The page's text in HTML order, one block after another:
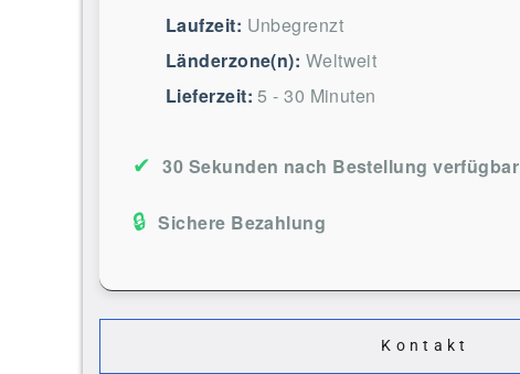
Laufzeit: Unbegrenzt
Länderzone(n): Weltweit
Lieferzeit: 5 - 30 Minuten
✔ 30 Sekunden nach Bestellung verfügbar
🔒 Sichere Bezahlung
Kontakt